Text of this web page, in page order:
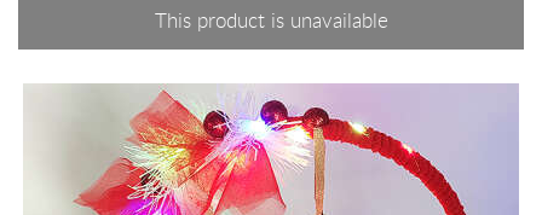
This product is unavailable